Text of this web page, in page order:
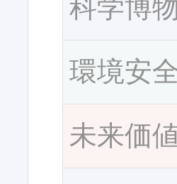
科学博
環境安
未来価